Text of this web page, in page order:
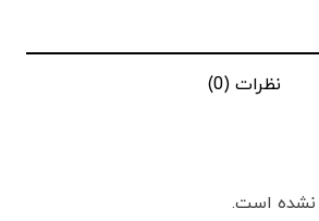
نظرات (0)
نشده است.